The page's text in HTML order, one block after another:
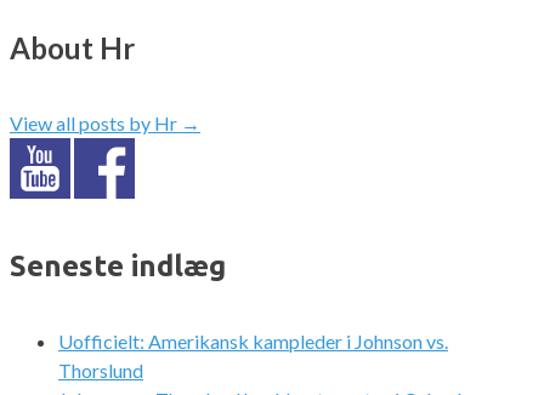
About Hr
View all posts by Hr →
Seneste indlæg
Uofficielt: Amerikansk kampleder i Johnson vs.
Thorslund